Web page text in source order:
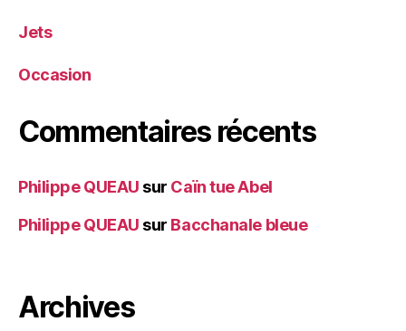
Jets
Occasion
Commentaires récents
Philippe QUEAU sur Caïn tue Abel
Philippe QUEAU sur Bacchanale bleue
Archives